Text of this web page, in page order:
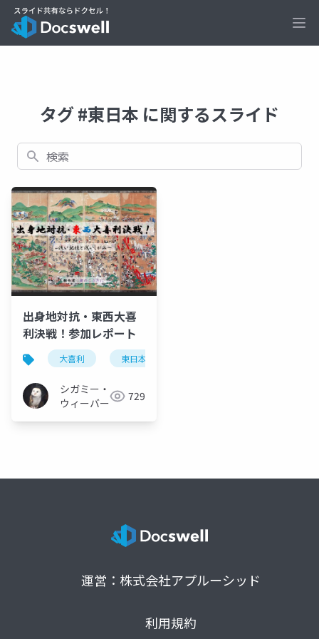
タグ #東日本 に関するスライド
検索
出身地対抗・東西大喜
利決戦！参加レポート
大喜利 東日本
シガミー・
ウィーバー
729
運営：株式会社アプルーシッド
利用規約